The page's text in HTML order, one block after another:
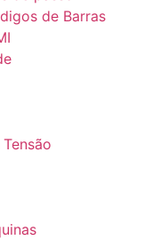
de Barras